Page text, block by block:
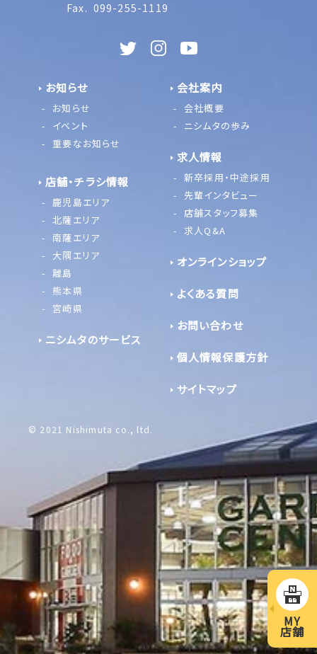
Fax. 099-255-1119
お知らせ
お知らせ
イベント
重要なお知らせ
店舗・チラシ情報
鹿児島エリア
北薩エリア
南薩エリア
大隅エリア
離島
熊本県
宮崎県
ニシムタのサービス
会社案内
会社概要
ニシムタの歩み
求人情報
新卒採用・中途採用
先輩インタビュー
店舗スタッフ募集
求人Q&A
オンラインショップ
よくある質問
お問い合わせ
個人情報保護方針
サイトマップ
© 2021 Nishimuta co., ltd.
MY
店舗